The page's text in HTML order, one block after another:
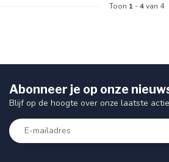
Toon 1 -4van 4
Abonneer je op onze
Blijf op de hoogte over onze laatste